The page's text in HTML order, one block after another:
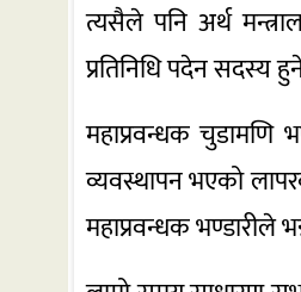
त्यसैले पनि अर्थ
प्रतिनिधि पदेन सदस्य
महाप्रवन्धक चुडामणि
व्यवस्थापन भएको
महाप्रवन्धक भण्डारीले